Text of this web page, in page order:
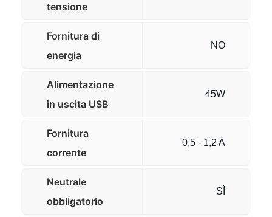
tensione
Fornitura di
energia
NO
Alimentazione
in uscita USB
45W
Fornitura
corrente
0,5 - 1,2 A
Neutrale
obbligatorio
SÌ